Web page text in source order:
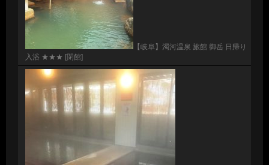
【岐阜】濁河温泉 旅館 御岳 日帰り
入浴 ★★★ [閉館]